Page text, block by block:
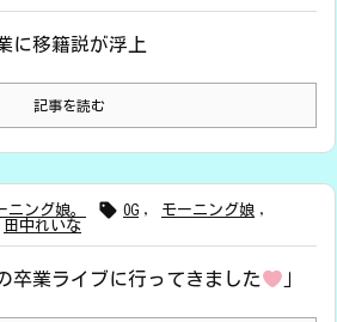
に移籍説が浮上
記事を読む
ニング娘。  OG , モーニング娘 ,
田中れいな
卒業ライブに行ってきました 」